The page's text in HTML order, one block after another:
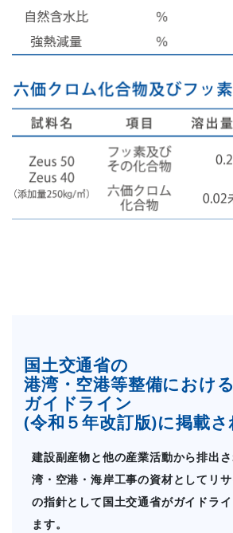
国土交通省の
港湾・空港等整備におけ
ガイドライン
(令和５年改訂版)に掲載さ
建設副産物と他の産業活動から排出
湾・空港・海岸工事の資材としてリ
の指針として国土交通省がガイドラ
ます。